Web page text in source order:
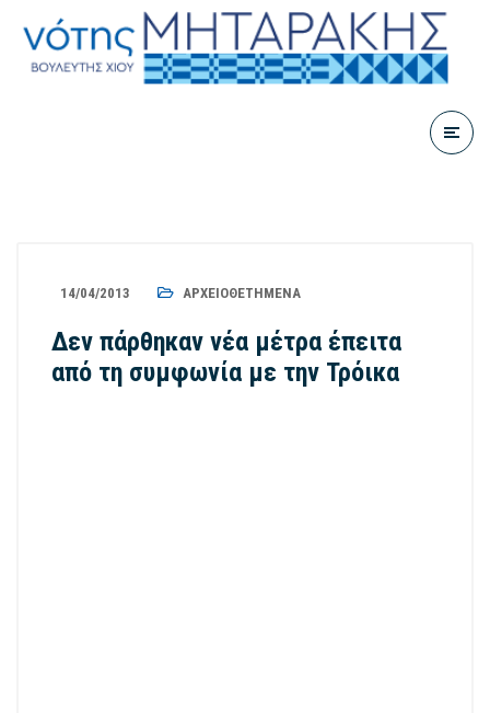
14/04/2013 ΑΡΧΕΙΟΘΕΤΗΜΈΝΑ
Δεν πάρθηκαν νέα μέτρα έπειτα
από τη συμφωνία με την Τρόικα